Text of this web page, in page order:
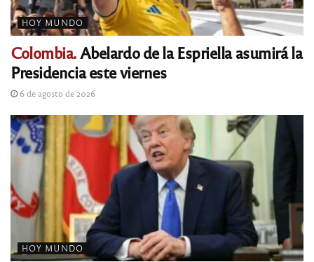
HOY MUNDO
Colombia.Abelardo de la Espriella asumirá la
Presidencia este viernes
6 de agosto de 2026
HOY MUNDO